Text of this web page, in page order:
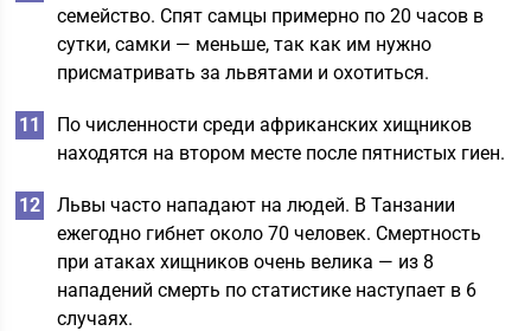
семейство. Спят самцы примерно по 20 часов в
сутки, самки — меньше, так как им нужно
присматривать за львятами и охотиться.
По численности среди африканских хищников
находятся на втором месте после пятнистых гиен.
Львы часто нападают на людей. В Танзании
ежегодно гибнет около 70 человек. Смертность
при атаках хищников очень велика — из 8
нападений смерть по статистике наступает в 6
случаях.